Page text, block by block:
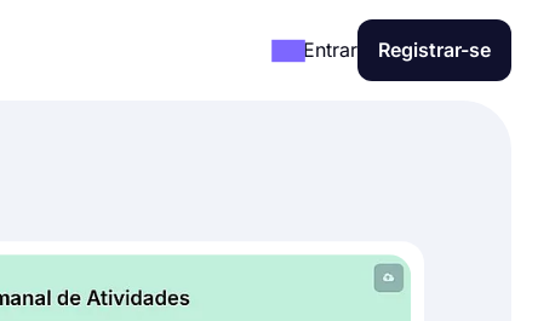
Entrar Registrar-se